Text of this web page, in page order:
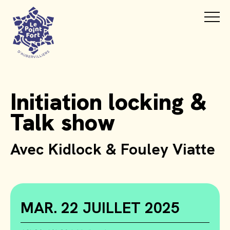
Initiation locking &
Talk show
Avec Kidlock & Fouley Viatte
MAR. 22 JUILLET 2025